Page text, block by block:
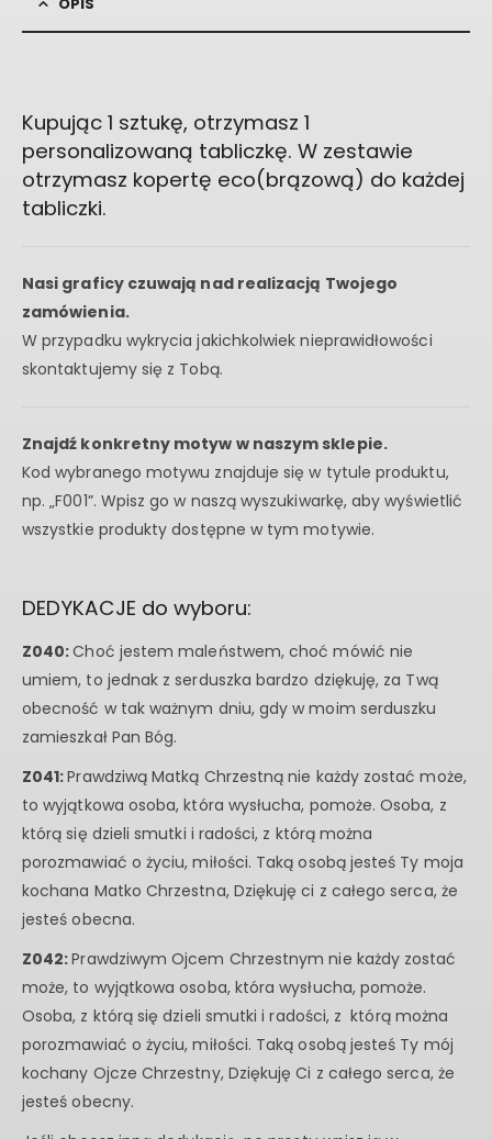
OPIS
Kupując 1 sztukę, otrzymasz 1
personalizowaną tabliczkę. W zestawie
otrzymasz kopertę eco(brązową) do każdej
tabliczki.
Nasi graficy czuwają nad realizacją Twojego
zamówienia.
W przypadku wykrycia jakichkolwiek nieprawidłowości
skontaktujemy się z Tobą.
Znajdź konkretny motyw w naszym sklepie.
Kod wybranego motywu znajduje się w tytule produktu,
np. „F001”. Wpisz go w naszą wyszukiwarkę, aby wyświetlić
wszystkie produkty dostępne w tym motywie.
DEDYKACJE do wyboru:
Z040:Choć jestem maleństwem, choć mówić nie
umiem, to jednak z serduszka bardzo dziękuję, za Twą
obecność w tak ważnym dniu, gdy w moim serduszku
zamieszkał Pan Bóg.
Z041:Prawdziwą Matką Chrzestną nie każdy zostać może,
to wyjątkowa osoba, która wysłucha, pomoże. Osoba, z
którą się dzieli smutki i radości, z którą można
porozmawiać o życiu, miłości. Taką osobą jesteś Ty moja
kochana Matko Chrzestna, Dziękuję ci z całego serca, że
jesteś obecna.
Z042:Prawdziwym Ojcem Chrzestnym nie każdy zostać
może, to wyjątkowa osoba, która wysłucha, pomoże.
Osoba, z którą się dzieli smutki i radości, z którą można
porozmawiać o życiu, miłości. Taką osobą jesteś Ty mój
kochany Ojcze Chrzestny, Dziękuję Ci z całego serca, że
jesteś obecny.